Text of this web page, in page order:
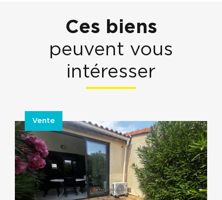
Ces biens
peuvent vous
intéresser
Vente